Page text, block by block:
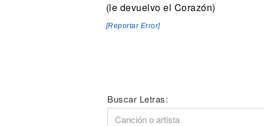
(le devuelvo el Corazón)
[Reportar Error]
Buscar Letras: